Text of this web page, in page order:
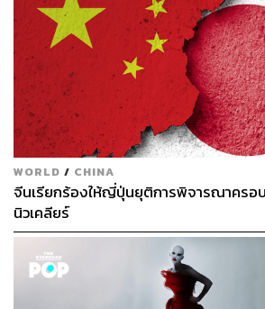
WORLD / CHINA
จีนเรียกร้องให้ญี่ปุ่นยุติการพิจารณาครอ
นิวเคลียร์